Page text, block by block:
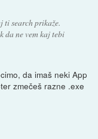
ti search prikaže.
da ne vem kaj tebi
da imaš neki App
zmečeš razne .exe